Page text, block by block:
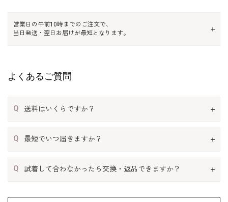
営業日の午前10時までのご注文で、
当日発送・翌日お届けが最短となります。
よくあるご質問
Q 送料はいくらですか？
Q 最短でいつ届きますか？
Q 試着して合わなかったら交換・返品できますか？